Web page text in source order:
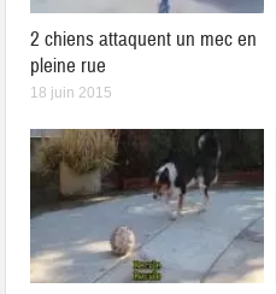
2 chiens attaquent un mec en
pleine rue
18 juin 2015